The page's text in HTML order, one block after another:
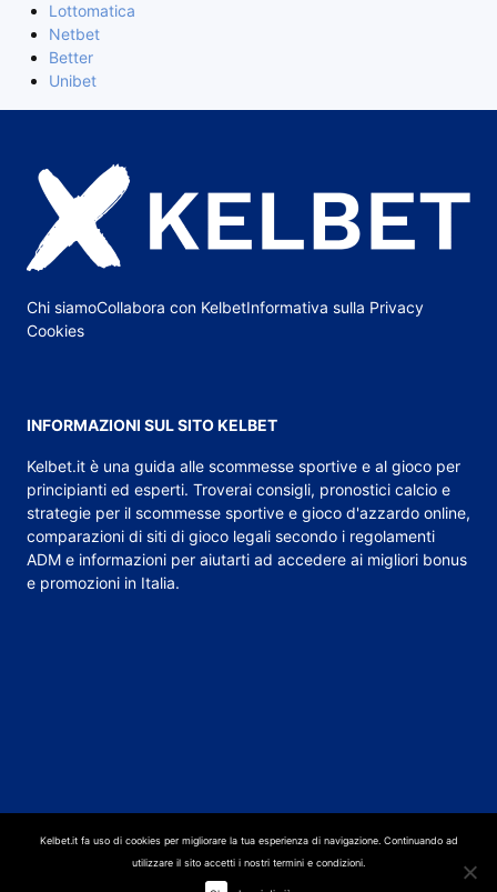
Lottomatica
Netbet
Better
Unibet
Chi siamoCollabora con KelbetInformativa sulla Privacy
Cookies
INFORMAZIONI SUL SITO KELBET
Kelbet.it è una guida alle scommesse sportive e al gioco per
principianti ed esperti. Troverai consigli, pronostici calcio e
strategie per il scommesse sportive e gioco d'azzardo online,
comparazioni di siti di gioco legali secondo i regolamenti
ADM e informazioni per aiutarti ad accedere ai migliori bonus
e promozioni in Italia.
Gioca Responsabilmente | Questo sito compara quote e/o offerte degli operatori
Kelbet.it fa uso di cookies per migliorare la tua esperienza di navigazione. Continuando ad
utilizzare il sito accetti i nostri termini e condizioni.